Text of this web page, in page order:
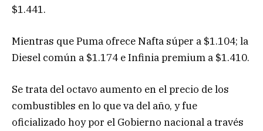
$1.441.
Mientras que Puma ofrece Nafta súper a $1.104; la
Diesel común a $1.174 e Infinia premium a $1.410.
Se trata del octavo aumento en el precio de los
combustibles en lo que va del año, y fue
oficializado hoy por el Gobierno nacional a través